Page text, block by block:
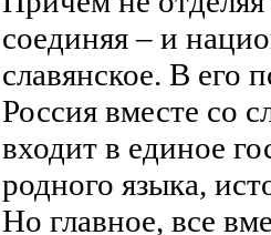
соединяя – и
славянское. В его
Россия вместе со
входит в единое
родного языка,
Но главное, все